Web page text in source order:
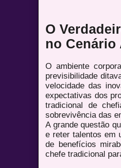
O
no Cenário
O ambiente
previsibilidade
velocidade das
expectativas dos
tradicional de
sobrevivência das
A grande questão
e reter talentos em
de benefícios
chefe tradicional